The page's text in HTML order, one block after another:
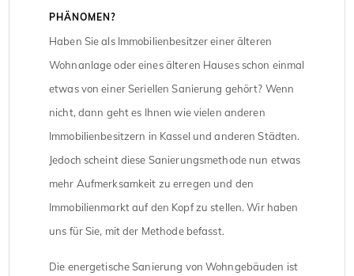
PHÄNOMEN?
Haben Sie als Immobilienbesitzer einer älteren
Wohnanlage oder eines älteren Hauses schon einmal
etwas von einer Seriellen Sanierung gehört? Wenn
nicht, dann geht es Ihnen wie vielen anderen
Immobilienbesitzern in Kassel und anderen Städten.
Jedoch scheint diese Sanierungsmethode nun etwas
mehr Aufmerksamkeit zu erregen und den
Immobilienmarkt auf den Kopf zu stellen. Wir haben
uns für Sie, mit der Methode befasst.
Die energetische Sanierung von Wohngebäuden ist